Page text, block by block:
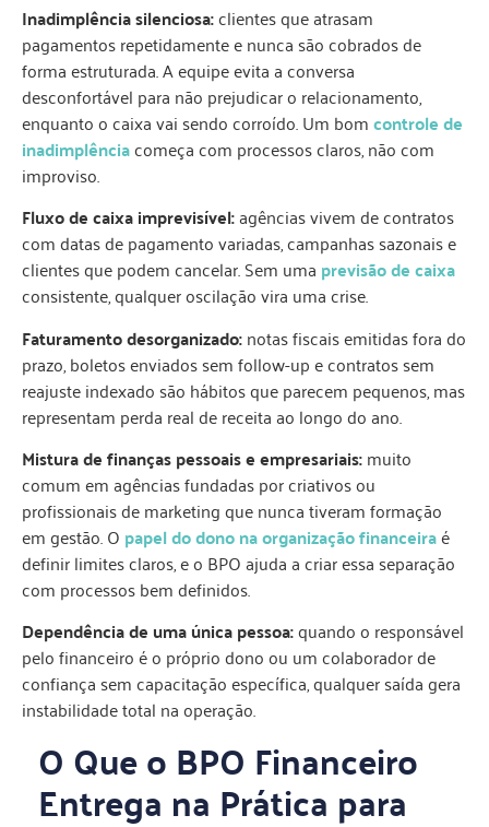
Inadimplência silenciosa:clientes que atrasam
pagamentos repetidamente e nunca são cobrados de
forma estruturada. A equipe evita a conversa
desconfortável para não prejudicar o relacionamento,
enquanto o caixa vai sendo corroído. Um bomcontrole de
inadimplênciacomeça com processos claros, não com
improviso.
Fluxo de caixa imprevisível:agências vivem de contratos
com datas de pagamento variadas, campanhas sazonais e
clientes que podem cancelar. Sem uma previsão de caixa
consistente, qualquer oscilação vira uma crise.
Faturamento desorganizado:notas fiscais emitidas fora do
prazo, boletos enviados sem follow-up e contratos sem
reajuste indexado são hábitos que parecem pequenos, mas
representam perda real de receita ao longo do ano.
Mistura de finanças pessoais e empresariais:muito
comum em agências fundadas por criativos ou
profissionais de marketing que nunca tiveram formação
em gestão. O papel do dono na organização financeiraé
definir limites claros, e o BPO ajuda a criar essa separação
com processos bem definidos.
Dependência de uma única pessoa:quando o responsável
pelo financeiro é o próprio dono ou um colaborador de
confiança sem capacitação específica, qualquer saída gera
instabilidade total na operação.
O Que o BPO Financeiro
Entrega na Prática para